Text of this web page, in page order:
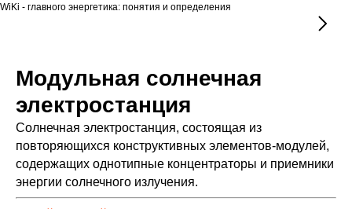
WiKi - главного энергетика: понятия и определения
Модульная солнечная
электростанция
Солнечная электростанция, состоящая из
повторяющихся конструктивных элементов-модулей,
содержащих однотипные концентраторы и приемники
энергии солнечного излучения.